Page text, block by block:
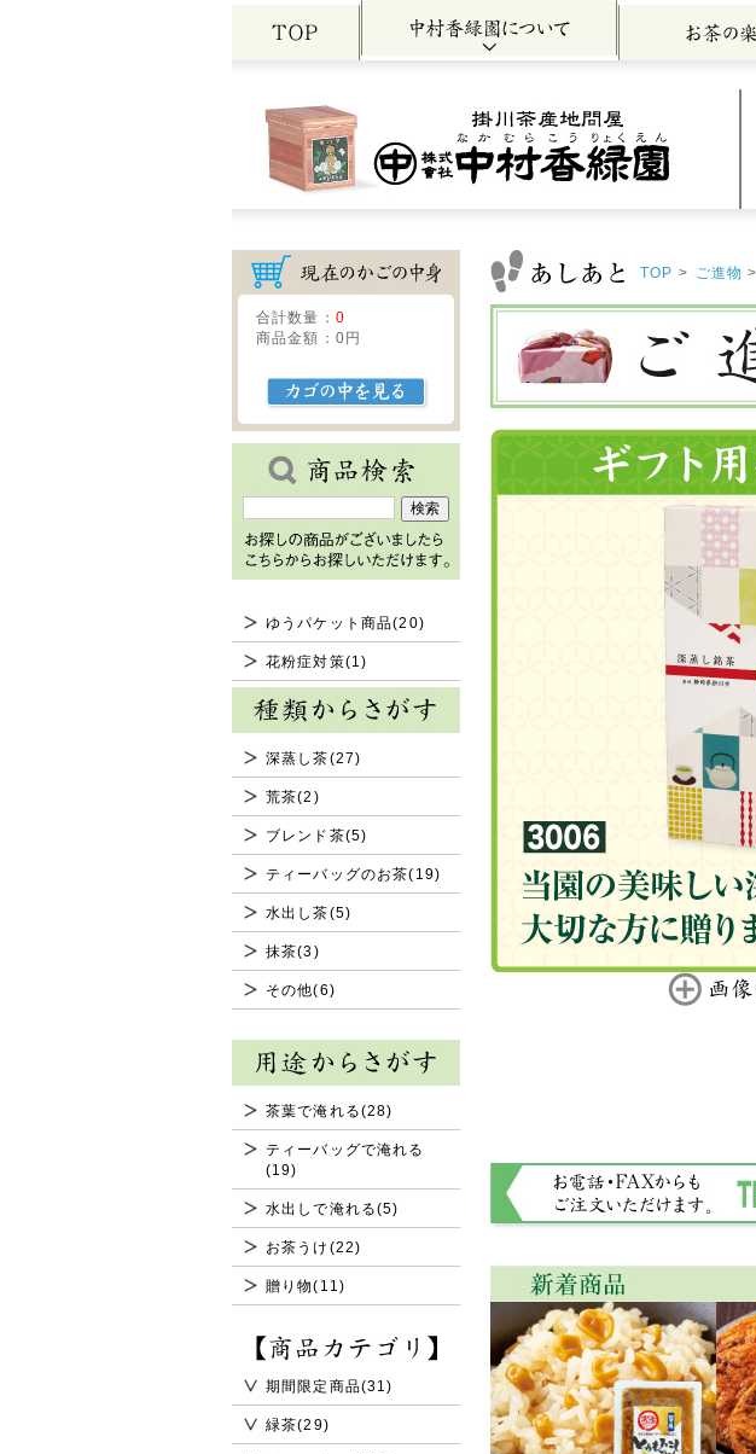
合計数量： 0
商品金額： 0円
ゆうパケット商品(20)
花粉症対策(1)
深蒸し茶(27)
荒茶(2)
ブレンド茶(5)
ティーバッグのお茶(19)
水出し茶(5)
抹茶(3)
その他(6)
茶葉で淹れる(28)
ティーバッグで淹れる
(19)
水出しで淹れる(5)
お茶うけ(22)
贈り物(11)
期間限定商品(31)
緑茶(29)
TOP > ご進物 >
『100g平袋用